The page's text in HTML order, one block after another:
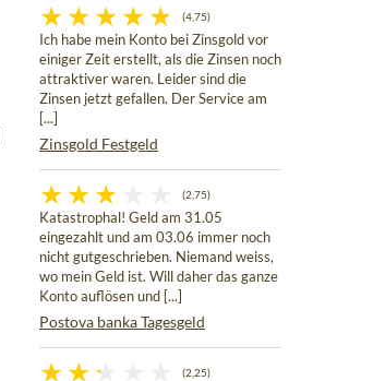
(4,75)
Ich habe mein Konto bei Zinsgold vor
einiger Zeit erstellt, als die Zinsen noch
attraktiver waren. Leider sind die
Zinsen jetzt gefallen. Der Service am
[...]
Zinsgold Festgeld
(2,75)
Katastrophal! Geld am 31.05
eingezahlt und am 03.06 immer noch
nicht gutgeschrieben. Niemand weiss,
wo mein Geld ist. Will daher das ganze
Konto auflösen und [...]
Postova banka Tagesgeld
(2,25)